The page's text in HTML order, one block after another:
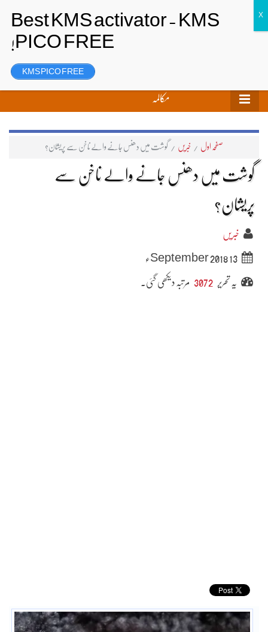
رجسٹر
مکالمہ
صفحہ اول / خبریں / گوشت میں دھنس جانے والے ناخن سے پریشان؟
گوشت میں دھنس جانے والے ناخن سے
پریشان؟
خبریں
13 September 2018ء
یہ تحریر 3072 مرتبہ دیکھی گئی۔
KMS PICO FREE